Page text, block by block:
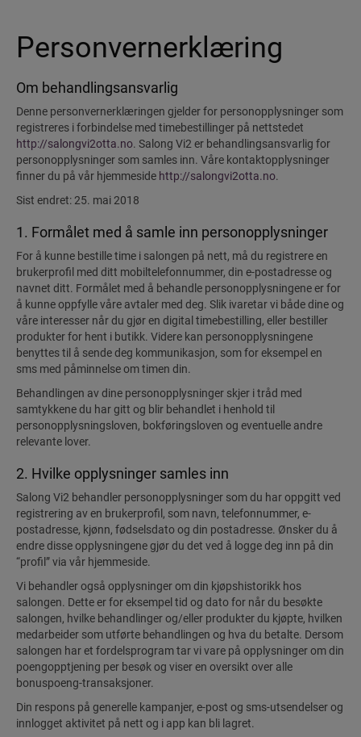
Personvernerklæring
Om behandlingsansvarlig
Denne personvernerklæringen gjelder for personopplysninger som
registreres i forbindelse med timebestillinger på nettstedet
http://salongvi2otta.no. Salong Vi2 er behandlingsansvarlig for
personopplysninger som samles inn. Våre kontaktopplysninger
finner du på vår hjemmeside http://salongvi2otta.no.
Sist endret: 25. mai 2018
1. Formålet med å samle inn personopplysninger
For å kunne bestille time i salongen på nett, må du registrere en
brukerprofil med ditt mobiltelefonnummer, din e-postadresse og
navnet ditt. Formålet med å behandle personopplysningene er for
å kunne oppfylle våre avtaler med deg. Slik ivaretar vi både dine og
våre interesser når du gjør en digital timebestilling, eller bestiller
produkter for hent i butikk. Videre kan personopplysningene
benyttes til å sende deg kommunikasjon, som for eksempel en
sms med påminnelse om timen din.
Behandlingen av dine personopplysninger skjer i tråd med
samtykkene du har gitt og blir behandlet i henhold til
personopplysningsloven, bokføringsloven og eventuelle andre
relevante lover.
2. Hvilke opplysninger samles inn
Salong Vi2 behandler personopplysninger som du har oppgitt ved
registrering av en brukerprofil, som navn, telefonnummer, e-
postadresse, kjønn, fødselsdato og din postadresse. Ønsker du å
endre disse opplysningene gjør du det ved å logge deg inn på din
“profil” via vår hjemmeside.
Vi behandler også opplysninger om din kjøpshistorikk hos
salongen. Dette er for eksempel tid og dato for når du besøkte
salongen, hvilke behandlinger og/eller produkter du kjøpte, hvilken
medarbeider som utførte behandlingen og hva du betalte. Dersom
salongen har et fordelsprogram tar vi vare på opplysninger om din
poengopptjening per besøk og viser en oversikt over alle
bonuspoeng-transaksjoner.
Din respons på generelle kampanjer, e-post og sms-utsendelser og
innlogget aktivitet på nett og i app kan bli lagret.